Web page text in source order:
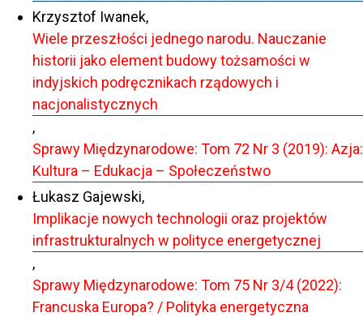
Krzysztof Iwanek,
Wiele przeszłości jednego narodu. Nauczanie
historii jako element budowy tożsamości w
indyjskich podręcznikach rządowych i
nacjonalistycznych
,
Sprawy Międzynarodowe: Tom 72 Nr 3 (2019): Azja:
Kultura – Edukacja – Społeczeństwo
Łukasz Gajewski,
Implikacje nowych technologii oraz projektów
infrastrukturalnych w polityce energetycznej
,
Sprawy Międzynarodowe: Tom 75 Nr 3/4 (2022):
Francuska Europa? / Polityka energetyczna